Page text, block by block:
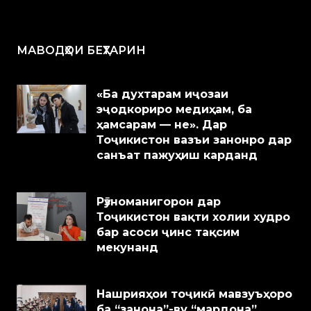
МАВОДҲОИ БЕҲТАРИН
«Ба духтарам иҷозаи
эҷодкориро медиҳам, ба
ҳамсарам — не». Дар
Тоҷикистон вазъи занонро дар
санъат пажуҳиш карданд
Рӯзноманигорон дар
Тоҷикистон вақти холии худро
бар асоси ҷинс тақсим
мекунанд
Нашрияҳои тоҷикӣ мавзуъҳоро